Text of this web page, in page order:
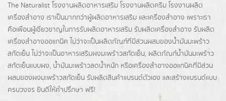
The Naturalist โรงงานผลิตอาหารเสริม โรงงานผลิตครีม โรงงานผลิต
เครื่องสำอาง เราเป็นมากกว่าผู้ผลิตอาหารเสริม และเครื่องสำอาง เพราะเรา
คือเพื่อนผู้เชี่ยวชาญในการรับผลิตอาหารเสริม รับผลิตเครื่องสำอาง รับผลิต
เครื่องสำอางออแกนิค ไม่ว่าจะเป็นผลิตภัณฑ์ที่มีส่วนผสมของน้ำมันมะพร้าว
สกัดเย็น ไม่ว่าจะเป็นอาหารเสริมผงมะพร้าวสกัดเย็น, ผลิตภัณฑ์น้ำมันมะพร้าว
สกัดเย็นแบบผง, น้ำมันมะพร้าวลดน้ำหนัก หรือเครื่องสำอางออแกนิคที่มีส่วน
ผสมของผงมะพร้าวสกัดเย็น รับผลิตสินค้าแบรนด์ตัวเอง และสร้างแบรนด์แบบ
ครบวงจร ยินดีให้คำปรึกษา ฟรี!